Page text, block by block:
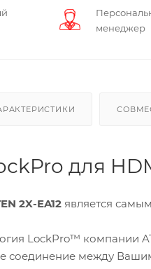
менеджер
для
2X-EA12 является
LockPro™ компании
соединение между